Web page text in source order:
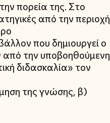
πορεία της. Στο
από την περιοχή
που δημιουργεί ο
από την υποβοηθούμενη
διδασκαλία» τον
της γνώσης, β)